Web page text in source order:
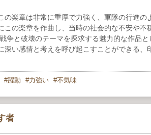
の楽章は非常に重厚で力強く、軍隊の行進の
の楽章を作曲し、当時の社会的な不安や不
争と破壊のテーマを探求する魅力的な作品と
い感情と考えを呼び起こすことができる、
躍動 力強い 不気味
者